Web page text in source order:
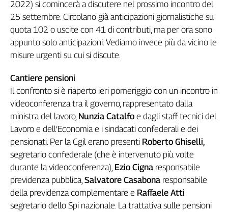
It
Easy
Inserti
Diffusa
InFlai
Le
trasmissioni
tv
Work
in
Progress
L'Italia
nel
Lavoro
2022) si comincerà a discutere nel prossimo incontro del
25 settembre. Circolano già anticipazioni giornalistiche su
quota 102 o uscite con 41 di contributi, ma per ora sono
appunto solo anticipazioni. Vediamo invece più da vicino le
misure urgenti su cui si discute.
Cantiere pensioni
Il confronto si è riaperto ieri pomeriggio con un incontro in
videoconferenza tra il governo, rappresentato dalla
ministra del lavoro, Nunzia Catalfo e dagli staff tecnici del
Lavoro e dell’Economia e i sindacati confederali e dei
pensionati. Per la Cgil erano presenti Roberto Ghiselli,
segretario confederale (che è intervenuto più volte
durante la videoconferenza), Ezio Cigna responsabile
previdenza pubblica, Salvatore Casabona responsabile
della previdenza complementare e Raffaele Atti
segretario dello Spi nazionale. La trattativa sulle pensioni